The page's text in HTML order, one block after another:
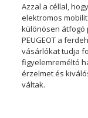
Azzal a céllal,
elektromos
különösen átfogó
PEUGEOT a
vásárlókat tudja
figyelemreméltó
érzelmet és
váltak.